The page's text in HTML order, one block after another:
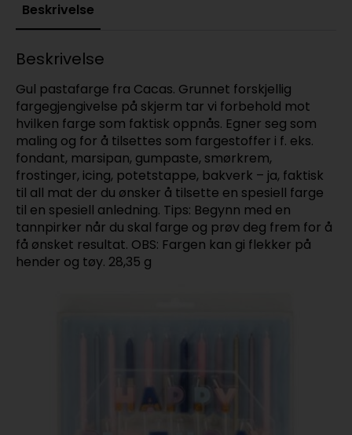
Beskrivelse
Beskrivelse
Gul pastafarge fra Cacas. Grunnet forskjellig
fargegjengivelse på skjerm tar vi forbehold mot
hvilken farge som faktisk oppnås. Egner seg som
maling og for å tilsettes som fargestoffer i f. eks.
fondant, marsipan, gumpaste, smørkrem,
frostinger, icing, potetstappe, bakverk – ja, faktisk
til all mat der du ønsker å tilsette en spesiell farge
til en spesiell anledning. Tips: Begynn med en
tannpirker når du skal farge og prøv deg frem for å
få ønsket resultat. OBS: Fargen kan gi flekker på
hender og tøy. 28,35 g